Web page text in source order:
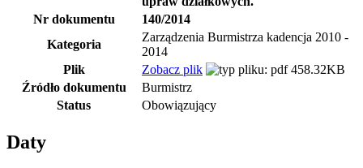
Nr dokumentu
140/2014
Kategoria
Zarządzenia Burmistrza kadencja 2010 -
2014
Plik
Zobacz plik
458.32KB
Źródło dokumentu
Burmistrz
Status
Obowiązujący
Daty